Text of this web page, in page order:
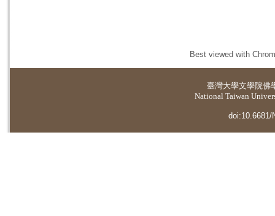
Best viewed with
臺灣大學文學院佛
National Taiwan
doi:10.6681/